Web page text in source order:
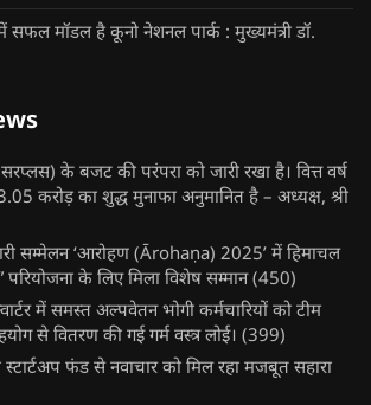
में सफल मॉडल है कूनो नेशनल पार्क : मुख्यमंत्री डॉ.
के बजट की परंपरा को जारी रखा है। वित्त वर्ष
करोड़ का शुद्ध मुनाफा अनुमानित है – अध्यक्ष, श्री
सम्मेलन ‘आरोहण (Ārohaṇa) 2025’ में हिमाचल
परियोजना के लिए मिला विशेष सम्मान (450)
में समस्त अल्पवेतन भोगी कर्मचारियों को टीम
से वितरण की गई गर्म वस्त्र लोई। (399)
फंड से नवाचार को मिल रहा मजबूत सहारा